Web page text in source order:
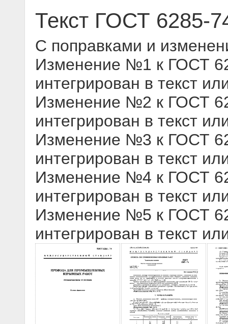
Текст ГОСТ 6285-
С поправками и
Изменение №1 к ГОСТ
интегрирован в текст
Изменение №2 к ГОСТ
интегрирован в текст
Изменение №3 к ГОСТ
интегрирован в текст
Изменение №4 к ГОСТ
интегрирован в текст
Изменение №5 к ГОСТ
интегрирован в текст